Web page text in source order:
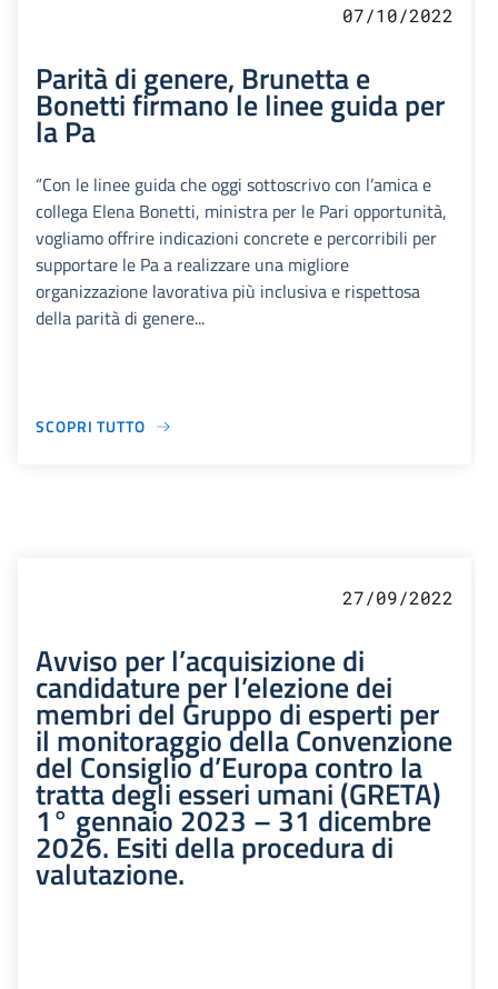
07/10/2022
Parità di genere, Brunetta e
Bonetti firmano le linee guida per
la Pa
“Con le linee guida che oggi sottoscrivo con l’amica e
collega Elena Bonetti, ministra per le Pari opportunità,
vogliamo offrire indicazioni concrete e percorribili per
supportare le Pa a realizzare una migliore
organizzazione lavorativa più inclusiva e rispettosa
della parità di genere...
SCOPRI TUTTO
27/09/2022
Avviso per l’acquisizione di
candidature per l’elezione dei
membri del Gruppo di esperti per
il monitoraggio della Convenzione
del Consiglio d’Europa contro la
tratta degli esseri umani (GRETA)
1° gennaio 2023 – 31 dicembre
2026. Esiti della procedura di
valutazione.